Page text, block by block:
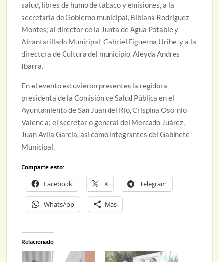
salud, libres de humo de tabaco y emisiones, a la
secretaria de Gobierno municipal, Bibiana Rodríguez
Montes; al director de la Junta de Agua Potable y
Alcantarillado Municipal, Gabriel Figueroa Uribe, y a la
directora de Cultura del municipio, Aleyda Andrés
Ibarra.
En el evento estuvieron presentes la regidora
presidenta de la Comisión de Salud Pública en el
Ayuntamiento de San Juan del Río, Crispina Osornio
Valencia; el secretario general del Mercado Juárez,
Juan Ávila García, así como integrantes del Gabinete
Municipal.
Comparte esto:
Facebook X Telegram
WhatsApp Más
Relacionado